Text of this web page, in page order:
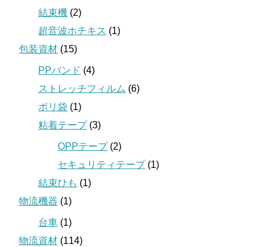
結束機 (2)
超音波ホチキス (1)
包装資材 (15)
PPバンド (4)
ストレッチフィルム (6)
ポリ袋 (1)
粘着テープ(3)
OPPテープ(2)
セキュリティテープ(1)
結束ひも (1)
物流機器 (1)
台車 (1)
物流資材 (114)